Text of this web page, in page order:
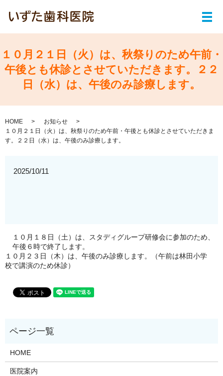
メ
１０月２１日（火）は、秋祭りのため午前・
午後とも休診とさせていただきます。２２
日（水）は、午後のみ診療します。
HOME
お知らせ
１０月２１日（火）は、秋祭りのため午前・午後とも休診とさせていただきま
す。２２日（水）は、午後のみ診療します。
2025/10/11
１０月１８日（土）は、スタディグループ研修会に参加のため、
午後６時で終了します。
１０月２３日（木）は、午後のみ診療します。（午前は林田小学
校で講演のため休診）
HOME
医院案内